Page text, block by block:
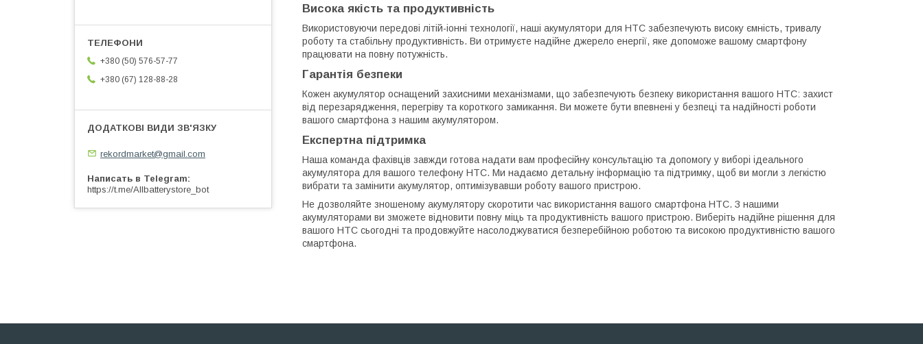
Висока якість та продуктивність
Використовуючи передові літій-іонні технології, наші акумулятори для HTC забезпечують високу ємність, тривалу
роботу та стабільну продуктивність. Ви отримуєте надійне джерело енергії, яке допоможе вашому смартфону
працювати на повну потужність.
Гарантія безпеки
Кожен акумулятор оснащений захисними механізмами, що забезпечують безпеку використання вашого HTC: захист
від перезарядження, перегріву та короткого замикання. Ви можете бути впевнені у безпеці та надійності роботи
вашого смартфона з нашим акумулятором.
Експертна підтримка
Наша команда фахівців завжди готова надати вам професійну консультацію та допомогу у виборі ідеального
акумулятора для вашого телефону HTC. Ми надаємо детальну інформацію та підтримку, щоб ви могли з легкістю
вибрати та замінити акумулятор, оптимізувавши роботу вашого пристрою.
Не дозволяйте зношеному акумулятору скоротити час використання вашого смартфона HTC. З нашими
акумуляторами ви зможете відновити повну міць та продуктивність вашого пристрою. Виберіть надійне рішення для
вашого HTC сьогодні та продовжуйте насолоджуватися безперебійною роботою та високою продуктивністю вашого
смартфона.
+380 (50) 576-57-77
+380 (67) 128-88-28
rekordmarket@gmail.com
Написать в Telegram
https://t.me/Allbatterystore_bot